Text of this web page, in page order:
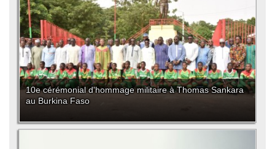
10e cérémonial d'hommage militaire à Thomas Sankara
au Burkina Faso